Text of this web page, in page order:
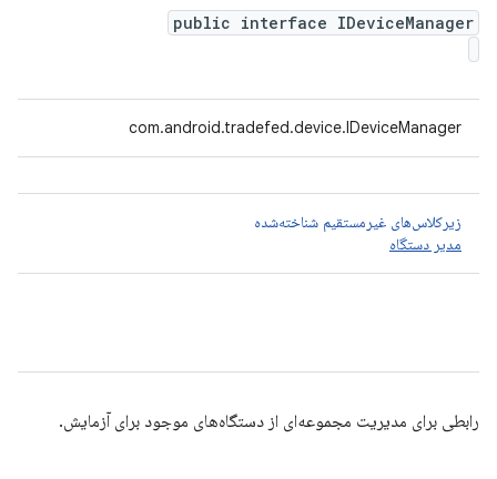
public interface IDeviceManager
com.android.tradefed.device.IDeviceManager
زیرکلاس‌های غیرمستقیم شناخته‌شده
مدیر دستگاه
رابطی برای مدیریت مجموعه‌ای از دستگاه‌های موجود برای آزمایش.